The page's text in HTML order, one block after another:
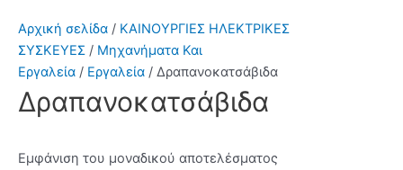
Αρχική σελίδα / ΚΑΙΝΟΥΡΓΙΕΣ ΗΛΕΚΤΡΙΚΕΣ
ΣΥΣΚΕΥΕΣ / Μηχανήματα Και
Εργαλεία / Εργαλεία / Δραπανοκατσάβιδα
Δραπανοκατσάβιδα
Εμφάνιση του μοναδικού αποτελέσματος